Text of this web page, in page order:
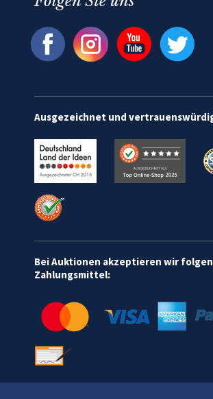
Ausgezeichnet und
Bei Auktionen akzeptieren wir
Zahlungsmittel: